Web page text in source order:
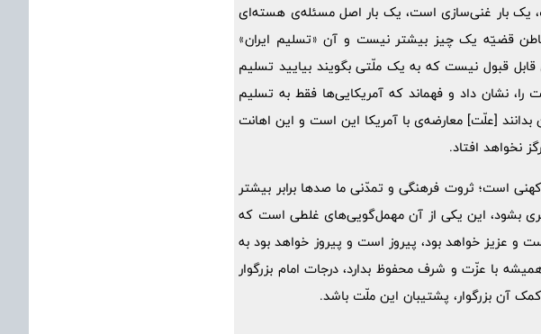
یک بار غنی‌سازی است، یک بار اصل مسئله‌ی هسته‌ای
قضیّه یک چیز بیشتر نیست و آن «تسلیم ایران»
قبول نیست که به یک ملّتی بگویند بیایید تسلیم
نشان داد و فهماند که آمریکایی‌ها فقط به تسلیم
[علّت] معارضه‌ی با آمریکا این است و این اهانت
نخواهد افتاد.
است؛ ثروت فرهنگی و تمدّنی ما صدها برابر بیشتر
بشود، این یکی از آن مهمل‌گویی‌های غلطی است که
و عزیز خواهد بود، پیروز است و پیروز خواهد بود به
با عزّت و شرف محفوظ بدارد، درجات امام بزرگوار
آن بزرگوار، پشتیبان این ملّت باشد.